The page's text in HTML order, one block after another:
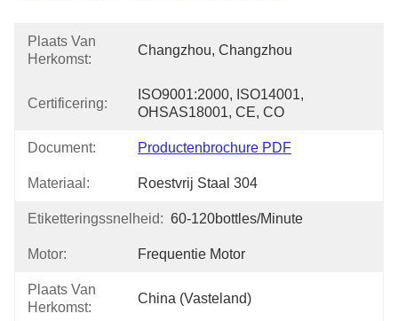
Plaats Van
Herkomst:
Changzhou, Changzhou
Certificering:
ISO9001:2000, ISO14001,
OHSAS18001, CE, CO
Document: Productenbrochure PDF
Materiaal: Roestvrij Staal 304
Etiketteringssnelheid: 60-120bottles/minute
Motor: Frequentie Motor
Plaats Van
Herkomst:
China (Vasteland)